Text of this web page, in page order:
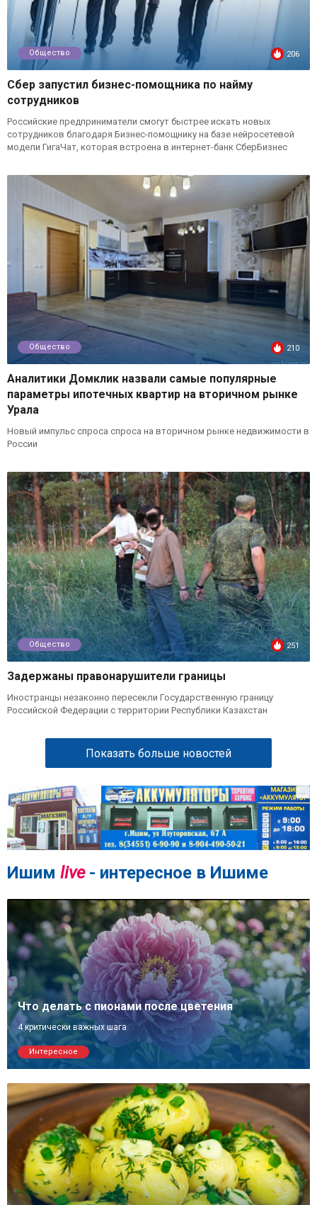
Общество 206
Сбер запустил бизнес-помощника по найму
сотрудников
Российские предприниматели смогут быстрее искать новых
сотрудников благодаря Бизнес-помощнику на базе нейросетевой
модели ГигаЧат, которая встроена в интернет-банк СберБизнес
Общество 210
Аналитики Домклик назвали самые популярные
параметры ипотечных квартир на вторичном рынке
Урала
Новый импульс спроса спроса на вторичном рынке недвижимости в
России
Общество 251
Задержаны правонарушители границы
Иностранцы незаконно пересекли Государственную границу
Российской Федерации с территории Республики Казахстан
Показать больше новостей
...
Ишим live- интересное в Ишиме
Что делать с пионами после цветения
4 критически важных шага
Интересное